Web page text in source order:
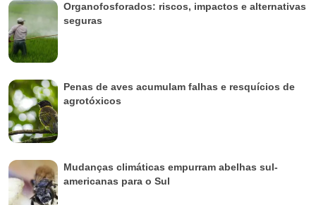
Organofosforados: riscos, impactos e alternativas
seguras
Penas de aves acumulam falhas e resquícios de
agrotóxicos
Mudanças climáticas empurram abelhas sul-
americanas para o Sul